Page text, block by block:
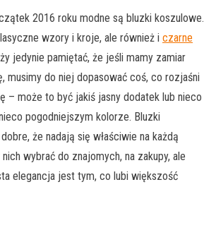
2016 roku modne są bluzki koszulowe.
wzory i kroje, ale również i czarne
jedynie pamiętać, że jeśli mamy zamiar
musimy do niej dopasować coś, co rozjaśni
– może to być jakiś jasny dodatek lub nieco
pogodniejszym kolorze. Bluzki
że nadają się właściwie na każdą
wybrać do znajomych, na zakupy, ale
elegancja jest tym, co lubi większość